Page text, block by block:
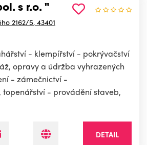
s r.o. "
2162/5, 43401
- klempířství - pokrývačství
opravy a údržba vyhrazených
- zámečnictví -
topenářství - provádění staveb,
DETAIL